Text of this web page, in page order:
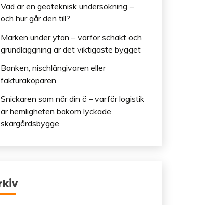
Vad är en geoteknisk undersökning –
och hur går den till?
Marken under ytan – varför schakt och
grundläggning är det viktigaste bygget
Banken, nischlångivaren eller
fakturaköparen
Snickaren som når din ö – varför logistik
är hemligheten bakom lyckade
skärgårdsbygge